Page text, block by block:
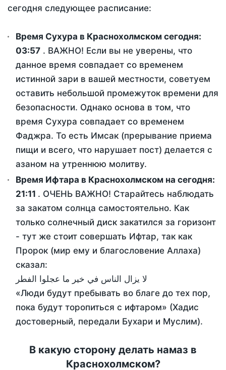
сегодня следующее расписание:
Время Сухура в Краснохолмском сегодня:
03:57 . ВАЖНО! Если вы не уверены, что
данное время совпадает со временем
истинной зари в вашей местности, советуем
оставить небольшой промежуток времени для
безопасности. Однако основа в том, что
время Сухура совпадает со временем
Фаджра. То есть Имсак (прерывание приема
пищи и всего, что нарушает пост) делается с
азаном на утреннюю молитву.
Время Ифтара в Краснохолмском на сегодня:
21:11 . ОЧЕНЬ ВАЖНО! Старайтесь наблюдать
за закатом солнца самостоятельно. Как
только солнечный диск закатился за горизонт
- тут же стоит совершать Ифтар, так как
Пророк (мир ему и благословение Аллаха)
сказал:
لا يزال الناس في خير ما عجلوا الفطر
«Люди будут пребывать во благе до тех пор,
пока будут торопиться с ифтаром» (Хадис
достоверный, передали Бухари и Муслим).
В какую сторону делать намаз в
Краснохолмском?